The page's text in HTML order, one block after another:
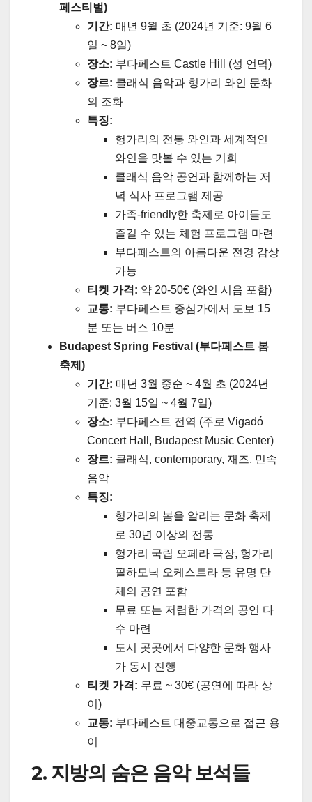
페스티벌)
기간: 매년 9월 초 (2024년 기준: 9월 6
일 ~ 8일)
장소: 부다페스트 Castle Hill (성 언덕)
장르: 클래식 음악과 헝가리 와인 문화
의 조화
특징:
헝가리의 전통 와인과 세계적인
와인을 맛볼 수 있는 기회
클래식 음악 공연과 함께하는 저
녁 식사 프로그램 제공
가족-friendly한 축제로 아이들도
즐길 수 있는 체험 프로그램 마련
부다페스트의 아름다운 전경 감상
가능
티켓 가격: 약 20-50€ (와인 시음 포함)
교통: 부다페스트 중심가에서 도보 15
분 또는 버스 10분
Budapest Spring Festival (부다페스트 봄
축제)
기간: 매년 3월 중순 ~ 4월 초 (2024년
기준: 3월 15일 ~ 4월 7일)
장소: 부다페스트 전역 (주로 Vigadó
Concert Hall, Budapest Music Center)
장르: 클래식, contemporary, 재즈, 민속
음악
특징:
헝가리의 봄을 알리는 문화 축제
로 30년 이상의 전통
헝가리 국립 오페라 극장, 헝가리
필하모닉 오케스트라 등 유명 단
체의 공연 포함
무료 또는 저렴한 가격의 공연 다
수 마련
도시 곳곳에서 다양한 문화 행사
가 동시 진행
티켓 가격: 무료 ~ 30€ (공연에 따라 상
이)
교통: 부다페스트 대중교통으로 접근 용
이
2. 지방의 숨은 음악 보석들